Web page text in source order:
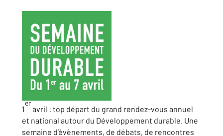
1
er
avril : top départ du grand rendez-vous annuel
et national autour du Développement durable. Une
semaine d’évènements, de débats, de rencontres